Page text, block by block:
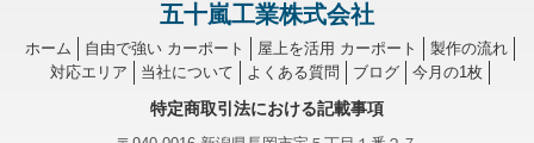
五十嵐工業株式会社
ホーム 自由で強い カーポート 屋上を活用 カーポート
製作の流れ
対応エリア
当社について よくある質問 ブログ 今月の1枚
特定商取引法における記載事項